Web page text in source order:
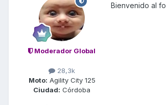
Moderador Global
28,3k
Moto: Agility City 125
Ciudad: Córdoba
Bienvenido al